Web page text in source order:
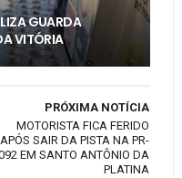
GUARDA
VITÓRIA
PRÓXIMA NOTÍCIA
MOTORISTA FICA FERIDO
APÓS SAIR DA PISTA NA PR-
EM SANTO ANTÔNIO DA
PLATINA